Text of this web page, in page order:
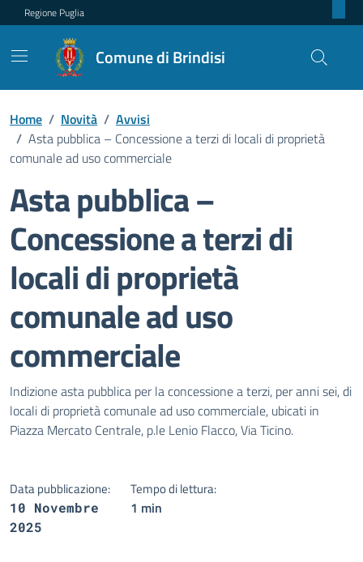
Regione Puglia
Comune di Brindisi
Home / Novità / Avvisi
/ Asta pubblica – Concessione a terzi di locali di proprietà
comunale ad uso commerciale
Asta pubblica –
Concessione a terzi di
locali di proprietà
comunale ad uso
commerciale
Dettagli della notizia
Indizione asta pubblica per la concessione a terzi, per anni sei, di
locali di proprietà comunale ad uso commerciale, ubicati in
Piazza Mercato Centrale, p.le Lenio Flacco, Via Ticino.
Data pubblicazione:
10 Novembre
2025
Tempo di lettura:
1 min